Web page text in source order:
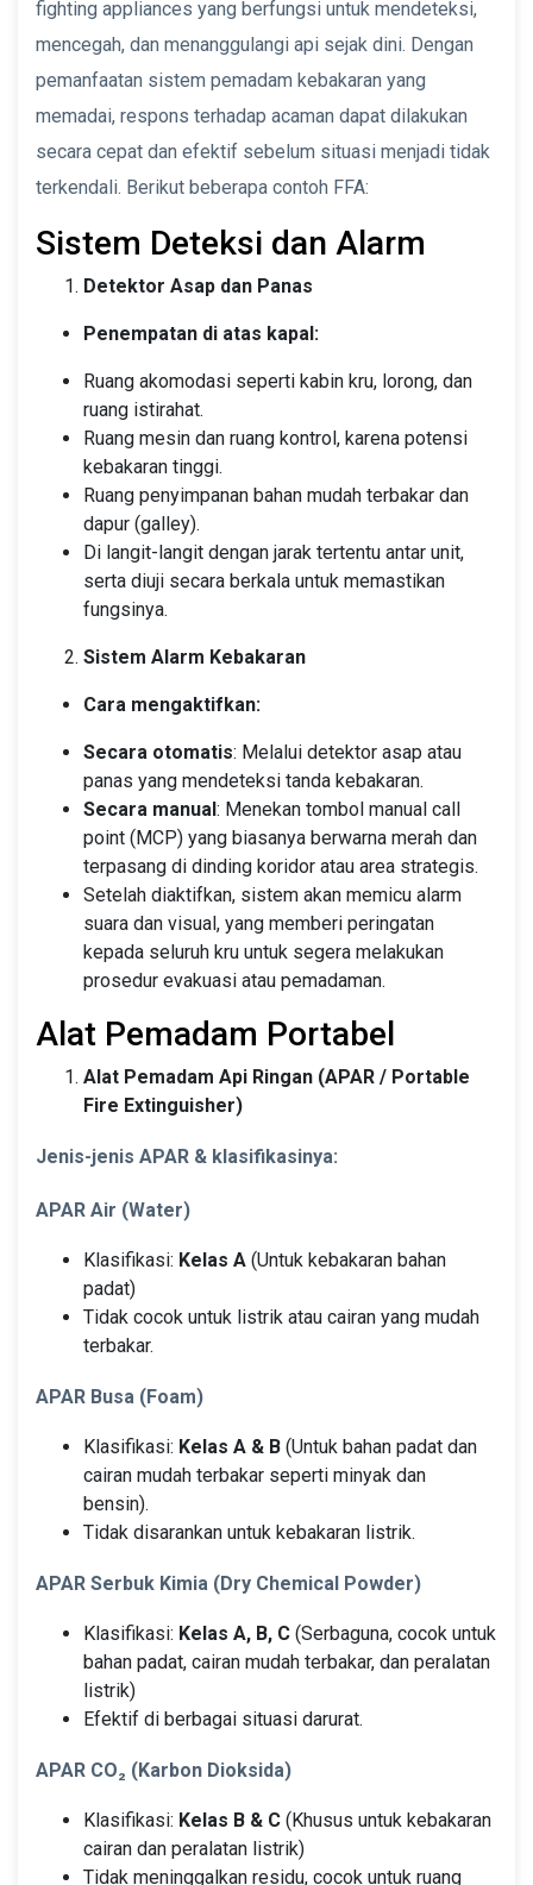
fighting appliances yang berfungsi untuk mendeteksi,
mencegah, dan menanggulangi api sejak dini. Dengan
pemanfaatan sistem pemadam kebakaran yang
memadai, respons terhadap acaman dapat dilakukan
secara cepat dan efektif sebelum situasi menjadi tidak
terkendali. Berikut beberapa contoh FFA:
Sistem Deteksi dan Alarm
Detektor Asap dan Panas
Penempatan di atas kapal:
Ruang akomodasi seperti kabin kru, lorong, dan
ruang istirahat.
Ruang mesin dan ruang kontrol, karena potensi
kebakaran tinggi.
Ruang penyimpanan bahan mudah terbakar dan
dapur (galley).
Di langit-langit dengan jarak tertentu antar unit,
serta diuji secara berkala untuk memastikan
fungsinya.
Sistem Alarm Kebakaran
Cara mengaktifkan:
Secara otomatis: Melalui detektor asap atau
panas yang mendeteksi tanda kebakaran.
Secara manual: Menekan tombol manual call
point (MCP) yang biasanya berwarna merah dan
terpasang di dinding koridor atau area strategis.
Setelah diaktifkan, sistem akan memicu alarm
suara dan visual, yang memberi peringatan
kepada seluruh kru untuk segera melakukan
prosedur evakuasi atau pemadaman.
Alat Pemadam Portabel
Alat Pemadam Api Ringan (APAR / Portable
Fire Extinguisher)
Jenis-jenis APAR & klasifikasinya:
APAR Air (Water)
Klasifikasi: Kelas A (Untuk kebakaran bahan
padat)
Tidak cocok untuk listrik atau cairan yang mudah
terbakar.
APAR Busa (Foam)
Klasifikasi: Kelas A & B (Untuk bahan padat dan
cairan mudah terbakar seperti minyak dan
bensin).
Tidak disarankan untuk kebakaran listrik.
APAR Serbuk Kimia (Dry Chemical Powder)
Klasifikasi: Kelas A, B, C (Serbaguna, cocok untuk
bahan padat, cairan mudah terbakar, dan peralatan
listrik)
Efektif di berbagai situasi darurat.
APAR CO₂ (Karbon Dioksida)
Klasifikasi: Kelas B & C (Khusus untuk kebakaran
cairan dan peralatan listrik)
Tidak meninggalkan residu, cocok untuk ruang